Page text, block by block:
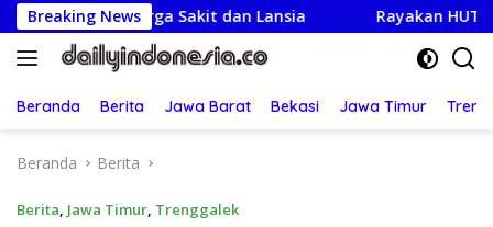
Langsung
ke
konten
Breaking News
Warga Sakit dan Lansia Rayakan HUT ke-25,Partai
Beranda Berita Jawa Barat Bekasi Jawa Timur
Beranda Berita
Berita, Jawa Timur, Trenggalek